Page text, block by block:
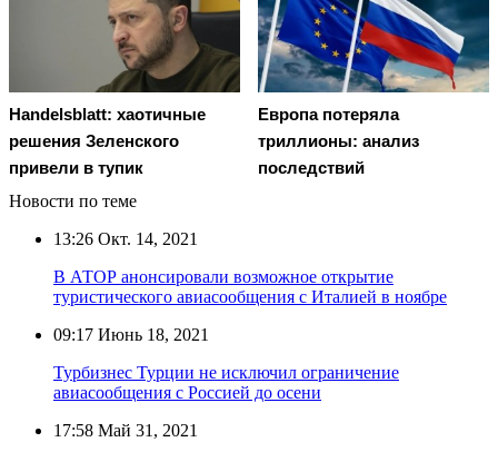
Handelsblatt: хаотичные
решения Зеленского
привели в тупик
Европа потеряла
триллионы: анализ
последствий
Новости по теме
13:26 Окт. 14, 2021
В АТОР анонсировали возможное открытие
туристического авиасообщения с Италией в ноябре
09:17 Июнь 18, 2021
Турбизнес Турции не исключил ограничение
авиасообщения с Россией до осени
17:58 Май 31, 2021